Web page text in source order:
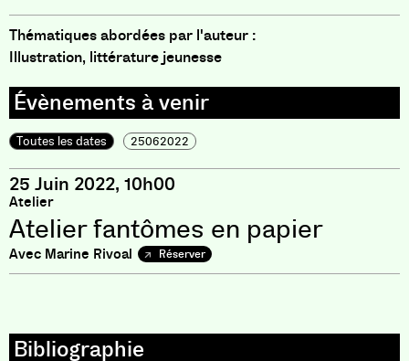
Thématiques abordées par l'auteur :
Illustration, littérature jeunesse
Toutes les dates 25062022
25 Juin 2022, 10h00
Atelier
Atelier fantômes en papier
Avec Marine Rivoal Réserver